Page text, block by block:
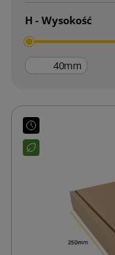
H - Wysokość
mm